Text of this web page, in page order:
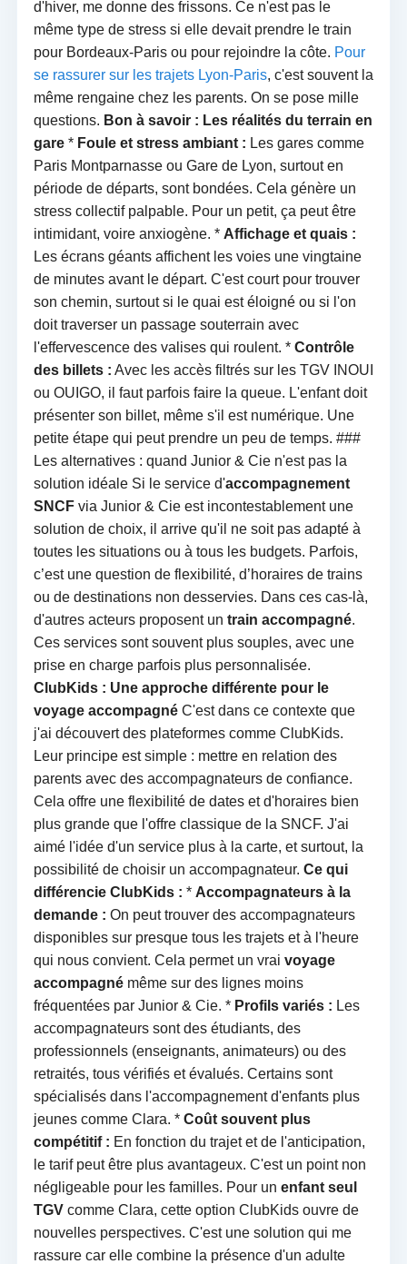
d'hiver, me donne des frissons. Ce n'est pas le
même type de stress si elle devait prendre le train
pour Bordeaux-Paris ou pour rejoindre la côte. Pour
se rassurer sur les trajets Lyon-Paris, c'est souvent la
même rengaine chez les parents. On se pose mille
questions. Bon à savoir : Les réalités du terrain en
gare* Foule et stress ambiant : Les gares comme
Paris Montparnasse ou Gare de Lyon, surtout en
période de départs, sont bondées. Cela génère un
stress collectif palpable. Pour un petit, ça peut être
intimidant, voire anxiogène. * Affichage et quais :
Les écrans géants affichent les voies une vingtaine
de minutes avant le départ. C'est court pour trouver
son chemin, surtout si le quai est éloigné ou si l'on
doit traverser un passage souterrain avec
l'effervescence des valises qui roulent. * Contrôle
des billets : Avec les accès filtrés sur les TGV INOUI
ou OUIGO, il faut parfois faire la queue. L'enfant doit
présenter son billet, même s'il est numérique. Une
petite étape qui peut prendre un peu de temps. ###
Les alternatives : quand Junior & Cie n'est pas la
solution idéale Si le service d'accompagnement
SNCFvia Junior & Cie est incontestablement une
solution de choix, il arrive qu'il ne soit pas adapté à
toutes les situations ou à tous les budgets. Parfois,
c’est une question de flexibilité, d’horaires de trains
ou de destinations non desservies. Dans ces cas-là,
d'autres acteurs proposent un train accompagné.
Ces services sont souvent plus souples, avec une
prise en charge parfois plus personnalisée.
ClubKids : Une approche différente pour le
voyage accompagnéC'est dans ce contexte que
j'ai découvert des plateformes comme ClubKids.
Leur principe est simple : mettre en relation des
parents avec des accompagnateurs de confiance.
Cela offre une flexibilité de dates et d'horaires bien
plus grande que l'offre classique de la SNCF. J'ai
aimé l'idée d'un service plus à la carte, et surtout, la
possibilité de choisir un accompagnateur. Ce qui
différencie ClubKids : * Accompagnateurs à la
demande : On peut trouver des accompagnateurs
disponibles sur presque tous les trajets et à l'heure
qui nous convient. Cela permet un vrai voyage
accompagnémême sur des lignes moins
fréquentées par Junior & Cie. * Profils variés : Les
accompagnateurs sont des étudiants, des
professionnels (enseignants, animateurs) ou des
retraités, tous vérifiés et évalués. Certains sont
spécialisés dans l'accompagnement d'enfants plus
jeunes comme Clara. * Coût souvent plus
compétitif : En fonction du trajet et de l'anticipation,
le tarif peut être plus avantageux. C'est un point non
négligeable pour les familles. Pour un enfant seul
TGVcomme Clara, cette option ClubKids ouvre de
nouvelles perspectives. C'est une solution qui me
rassure car elle combine la présence d'un adulte